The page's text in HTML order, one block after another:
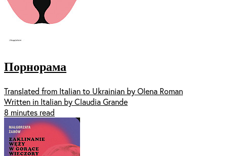
Порнорама
Translated from Italian to Ukrainian by Olena Roman
Written in Italian by Claudia Grande
8 minutes read